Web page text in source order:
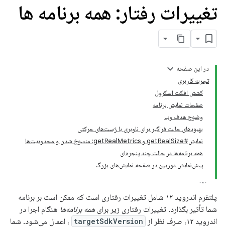
تغییرات رفتار: همه برنامه ها
در این صفحه
تجربه کاربری
کشش افکت اسکرول
صفحات نمایش برنامه
وضوح هدف وب
بهبودهای حالت فراگیر برای ناوبری با ژست‌های حرکتی
نمایش#getRealSize و getRealMetrics: منسوخ شدن و محدودیت‌ها
همه برنامه‌ها در حالت چند پنجره‌ای
پیش‌نمایش دوربین در صفحه نمایش‌های بزرگ
پلتفرم اندروید ۱۲ شامل تغییرات رفتاری است که ممکن است بر برنامه
شما تأثیر بگذارد. تغییرات رفتاری زیر برای همه برنامه‌ها هنگام اجرا در
اندروید ۱۲، صرف نظر از
targetSdkVersion ، اعمال می‌شود. شما